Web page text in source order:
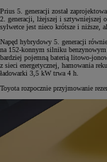
Prius 5. generacji został
2. generacji, lżejszej i sztywniejszej
sylwetce jest nieco krótsze i niższe,
Napęd hybrydowy 5. generacji
na 152-konnym silniku
bardziej pojemną baterią litowo-
z sieci energetycznej, hamowania
ładowarki 3,5 kW trwa 4 h.
Toyota rozpocznie przyjmowanie